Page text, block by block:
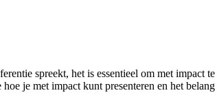
spreekt, het is essentieel om met impact te
je met impact kunt presenteren en het belang